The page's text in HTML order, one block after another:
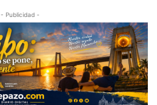
- Publicidad -